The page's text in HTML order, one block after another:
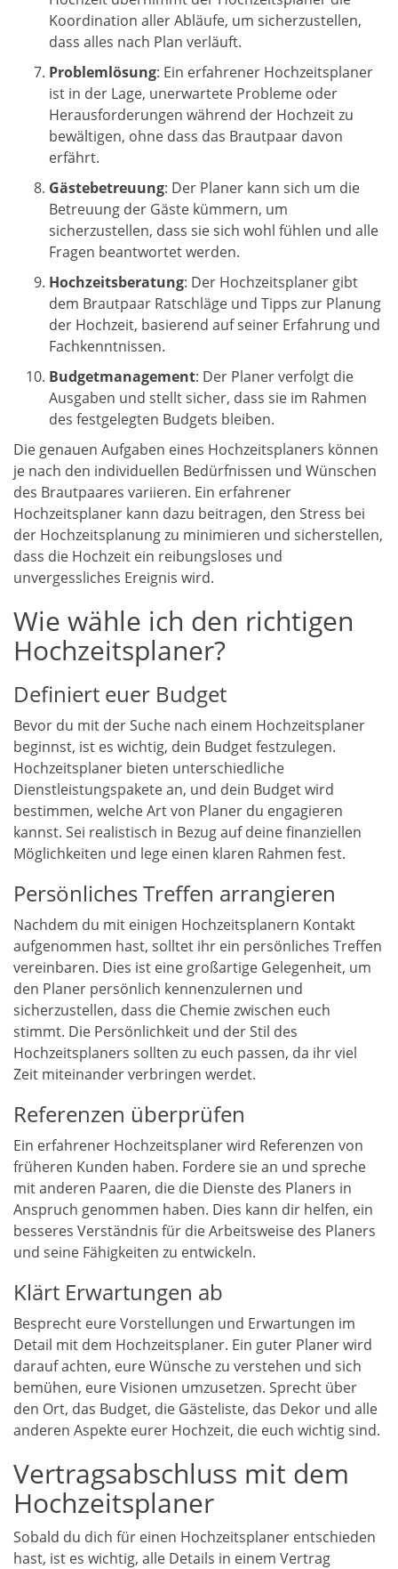
Koordination aller Abläufe, um sicherzustellen,
dass alles nach Plan verläuft.
Problemlösung: Ein erfahrener Hochzeitsplaner
ist in der Lage, unerwartete Probleme oder
Herausforderungen während der Hochzeit zu
bewältigen, ohne dass das Brautpaar davon
erfährt.
Gästebetreuung: Der Planer kann sich um die
Betreuung der Gäste kümmern, um
sicherzustellen, dass sie sich wohl fühlen und alle
Fragen beantwortet werden.
Hochzeitsberatung: Der Hochzeitsplaner gibt
dem Brautpaar Ratschläge und Tipps zur Planung
der Hochzeit, basierend auf seiner Erfahrung und
Fachkenntnissen.
Budgetmanagement: Der Planer verfolgt die
Ausgaben und stellt sicher, dass sie im Rahmen
des festgelegten Budgets bleiben.
Die genauen Aufgaben eines Hochzeitsplaners können
je nach den individuellen Bedürfnissen und Wünschen
des Brautpaares variieren. Ein erfahrener
Hochzeitsplaner kann dazu beitragen, den Stress bei
der Hochzeitsplanung zu minimieren und sicherstellen,
dass die Hochzeit ein reibungsloses und
unvergessliches Ereignis wird.
Wie wähle ich den richtigen
Hochzeitsplaner?
Definiert euer Budget
Bevor du mit der Suche nach einem Hochzeitsplaner
beginnst, ist es wichtig, dein Budget festzulegen.
Hochzeitsplaner bieten unterschiedliche
Dienstleistungspakete an, und dein Budget wird
bestimmen, welche Art von Planer du engagieren
kannst. Sei realistisch in Bezug auf deine finanziellen
Möglichkeiten und lege einen klaren Rahmen fest.
Persönliches Treffen arrangieren
Nachdem du mit einigen Hochzeitsplanern Kontakt
aufgenommen hast, solltet ihr ein persönliches Treffen
vereinbaren. Dies ist eine großartige Gelegenheit, um
den Planer persönlich kennenzulernen und
sicherzustellen, dass die Chemie zwischen euch
stimmt. Die Persönlichkeit und der Stil des
Hochzeitsplaners sollten zu euch passen, da ihr viel
Zeit miteinander verbringen werdet.
Referenzen überprüfen
Ein erfahrener Hochzeitsplaner wird Referenzen von
früheren Kunden haben. Fordere sie an und spreche
mit anderen Paaren, die die Dienste des Planers in
Anspruch genommen haben. Dies kann dir helfen, ein
besseres Verständnis für die Arbeitsweise des Planers
und seine Fähigkeiten zu entwickeln.
Klärt Erwartungen ab
Besprecht eure Vorstellungen und Erwartungen im
Detail mit dem Hochzeitsplaner. Ein guter Planer wird
darauf achten, eure Wünsche zu verstehen und sich
bemühen, eure Visionen umzusetzen. Sprecht über
den Ort, das Budget, die Gästeliste, das Dekor und alle
anderen Aspekte eurer Hochzeit, die euch wichtig sind.
Vertragsabschluss mit dem
Hochzeitsplaner
Sobald du dich für einen Hochzeitsplaner entschieden
hast, ist es wichtig, alle Details in einem Vertrag